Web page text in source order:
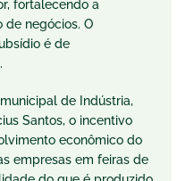
fortalecendo a
negócios. O
é de
de Indústria,
Santos, o incentivo
econômico do
empresas em feiras de